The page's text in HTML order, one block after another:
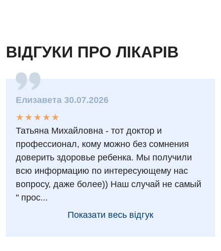
Травматологічне відділення
Травматологія і ортопедія
Урологічне відділення
Урологія
Фізіотерапія
Хірургічне відділення
Для дітей
Дитяча алергологія
ВІДГУКИ ПРО ЛІКАРІВ
Елизавета 30.07.2026
★
★
★
★
★
★ ★ ★ ★ ★
Татьяна Михайловна - тот доктор и
профессионал, кому можно без сомнения
доверить здоровье ребенка. Мы получили
всю информацию по интересующему нас
вопросу, даже более)) Наш случай не самый
" прос...
Показати весь відгук